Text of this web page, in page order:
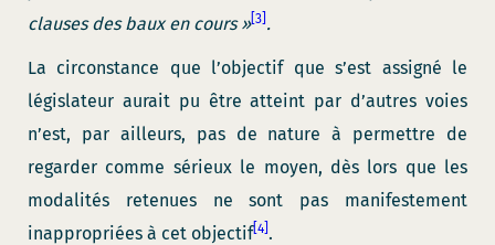
clauses des baux en cours » [3] .
La circonstance que l’objectif que s’est assigné le
législateur aurait pu être atteint par d’autres voies
n’est, par ailleurs, pas de nature à permettre de
regarder comme sérieux le moyen, dès lors que les
modalités retenues ne sont pas manifestement
inappropriées à cet objectif[4] .